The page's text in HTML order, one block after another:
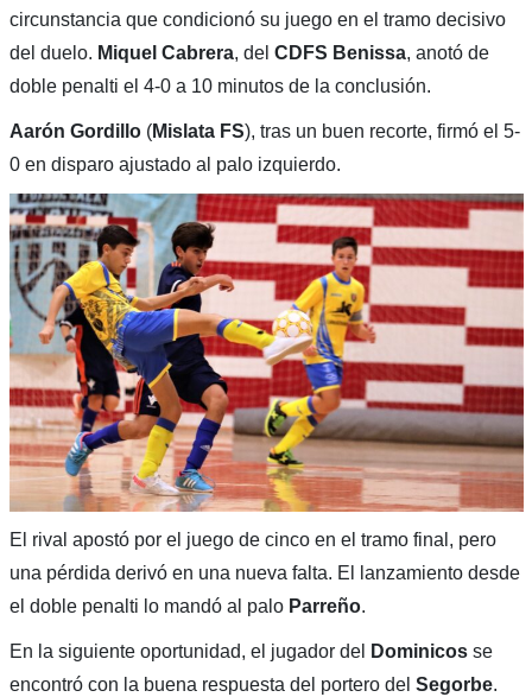
circunstancia que condicionó su juego en el tramo decisivo
del duelo. Miquel Cabrera, del CDFS Benissa, anotó de
doble penalti el 4-0 a 10 minutos de la conclusión.
Aarón Gordillo(Mislata FS), tras un buen recorte, firmó el 5-
0 en disparo ajustado al palo izquierdo.
El rival apostó por el juego de cinco en el tramo final, pero
una pérdida derivó en una nueva falta. El lanzamiento desde
el doble penalti lo mandó al palo Parreño.
En la siguiente oportunidad, el jugador del Dominicosse
encontró con la buena respuesta del portero del Segorbe.